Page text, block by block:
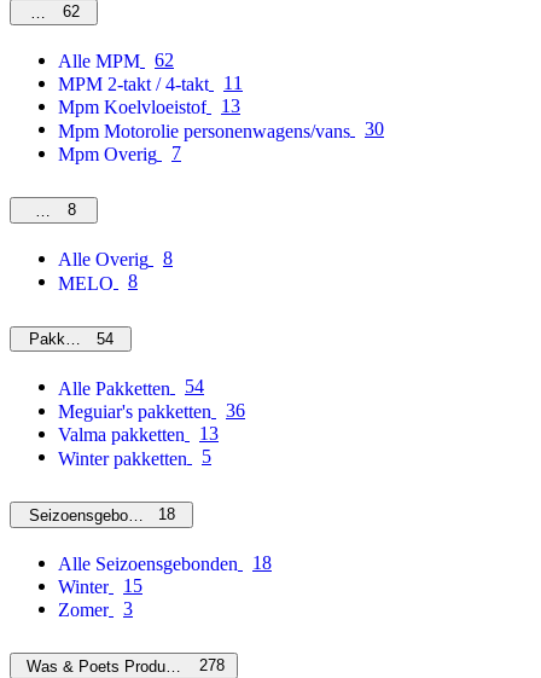
MPM62
Alle MPM
62
MPM 2-takt / 4-takt
11
Mpm Koelvloeistof
13
Mpm Motorolie personenwagens/vans
30
Mpm Overig
7
Overig
8
Alle Overig
8
MELO
8
Pakketten54
Alle Pakketten
54
Meguiar's pakketten
36
Valma pakketten
13
Winter pakketten
5
Seizoensgebonden18
Alle Seizoensgebonden
18
Winter
15
Zomer
3
Was & Poets Producten 278